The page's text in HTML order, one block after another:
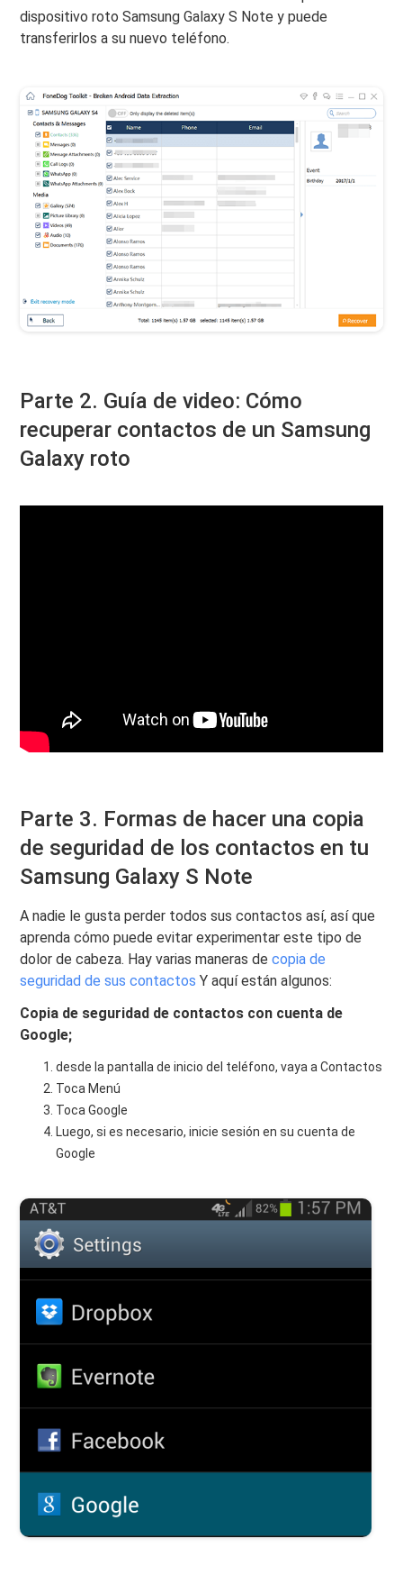
dispositivo roto Samsung Galaxy S Note y puede
transferirlos a su nuevo teléfono.
Parte 2. Guía de video: Cómo
recuperar contactos de un Samsung
Galaxy roto
Parte 3. Formas de hacer una copia
de seguridad de los contactos en tu
Samsung Galaxy S Note
A nadie le gusta perder todos sus contactos así, así que
aprenda cómo puede evitar experimentar este tipo de
dolor de cabeza. Hay varias maneras decopia de
seguridad de sus contactos Y aquí están algunos:
Copia de seguridad de contactos con cuenta de
Google;
desde la pantalla de inicio del teléfono, vaya a Contactos
Toca Menú
Toca Google
Luego, si es necesario, inicie sesión en su cuenta de
Google